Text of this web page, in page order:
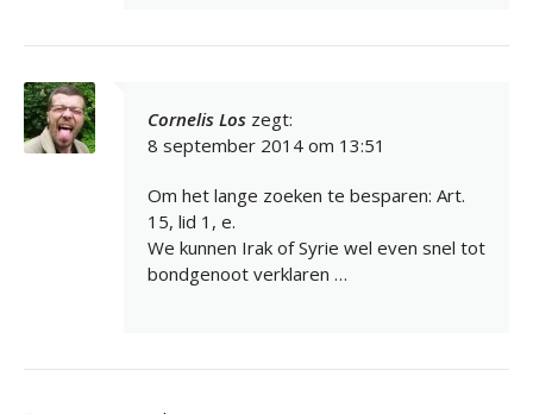
Cornelis Los zegt:
8 september 2014 om 13:51
Om het lange zoeken te besparen: Art.
15, lid 1, e.
We kunnen Irak of Syrie wel even snel tot
bondgenoot verklaren …